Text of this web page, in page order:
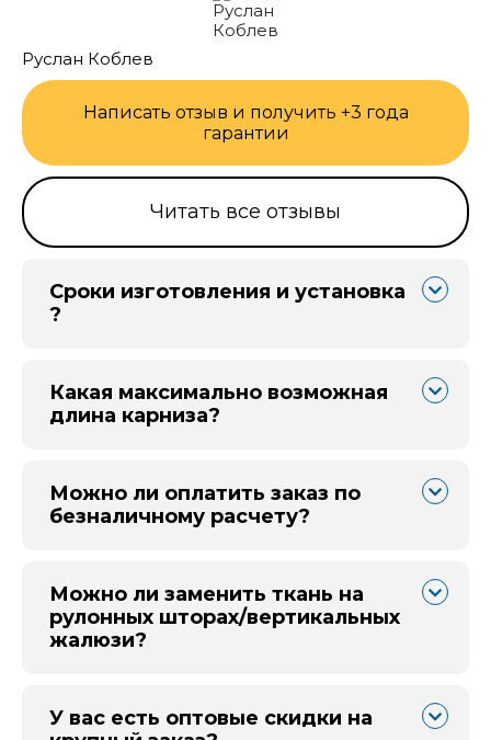
Руслан Коблев
Написать отзыв и получить +3 года
гарантии
Читать все отзывы
Сроки изготовления и установка
?
Какая максимально возможная
длина карниза?
Можно ли оплатить заказ по
безналичному расчету?
Можно ли заменить ткань на
рулонных шторах/вертикальных
жалюзи?
У вас есть оптовые скидки на